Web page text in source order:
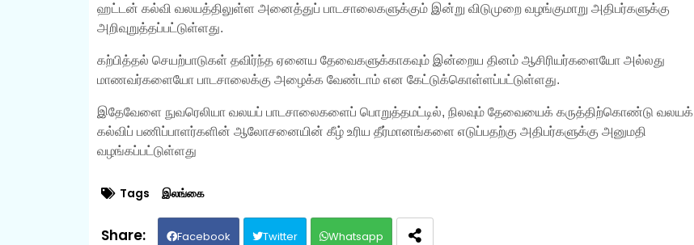
ஹட்டன் கல்வி வலயத்திலுள்ள அனைத்துப் பாடசாலைகளுக்கும் இன்று விடுமுறை வழங்குமாறு அதிபர்களுக்கு
அறிவுறுத்தப்பட்டுள்ளது.
கற்பித்தல் செயற்பாடுகள் தவிர்ந்த ஏனைய தேவைகளுக்காகவும் இன்றைய தினம் ஆசிரியர்களையோ அல்லது
மாணவர்களையோ பாடசாலைக்கு அழைக்க வேண்டாம் என கேட்டுக்கொள்ளப்பட்டுள்ளது.
இதேவேளை நுவரெலியா வலயப் பாடசாலைகளைப் பொறுத்தமட்டில், நிலவும் தேவையைக் கருத்திற்கொண்டு வலயக்
கல்விப் பணிப்பாளர்களின் ஆலோசனையின் கீழ் உரிய தீர்மானங்களை எடுப்பதற்கு அதிபர்களுக்கு அனுமதி
வழங்கப்பட்டுள்ளது
Tags இலங்கை
Facebook Twitter Whatsapp